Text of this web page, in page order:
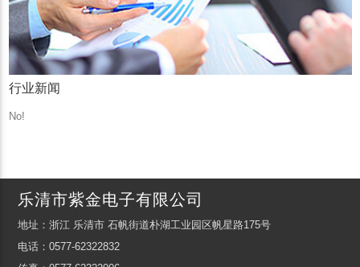
行业新闻
No!
乐清市紫金电子有限公司
地址：浙江 乐清市 石帆街道朴湖工业园区帆星路175号
电话：0577-62322832